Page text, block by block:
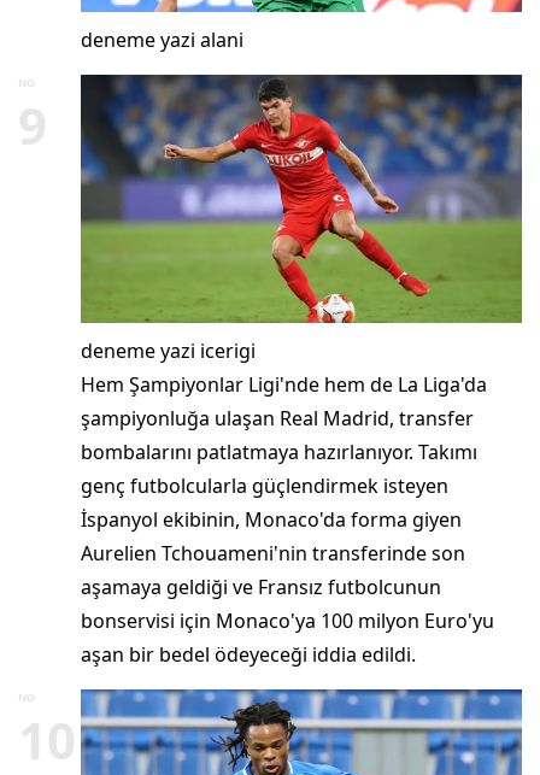
deneme yazi alani
NO
9
deneme yazi icerigi
Hem Şampiyonlar Ligi'nde hem de La Liga'da
şampiyonluğa ulaşan Real Madrid, transfer
bombalarını patlatmaya hazırlanıyor. Takımı
genç futbolcularla güçlendirmek isteyen
İspanyol ekibinin, Monaco'da forma giyen
Aurelien Tchouameni'nin transferinde son
aşamaya geldiği ve Fransız futbolcunun
bonservisi için Monaco'ya 100 milyon Euro'yu
aşan bir bedel ödeyeceği iddia edildi.
NO
10